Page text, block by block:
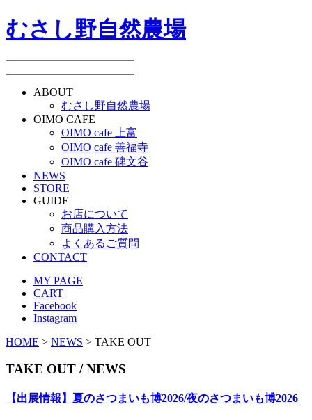
むさし野自然農場
ABOUT
むさし野自然農場
OIMO CAFE
OIMO cafe 上富
OIMO cafe 善福寺
OIMO cafe 碑文谷
NEWS
STORE
GUIDE
お店について
商品購入方法
よくあるご質問
CONTACT
MY PAGE
CART
Facebook
Instagram
HOME > NEWS > TAKE OUT
TAKE OUT / NEWS
【出展情報】夏のさつまいも博2026/夜のさつまいも博2026